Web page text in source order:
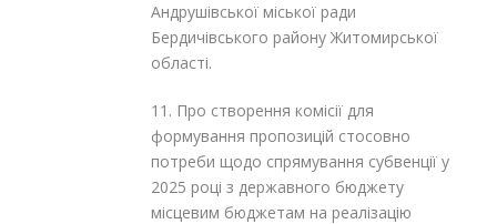
Андрушівської міської ради
Бердичівського району Житомирської
області.
11. Про створення комісії для
формування пропозицій стосовно
потреби щодо спрямування субвенції у
2025 році з державного бюджету
місцевим бюджетам на реалізацію